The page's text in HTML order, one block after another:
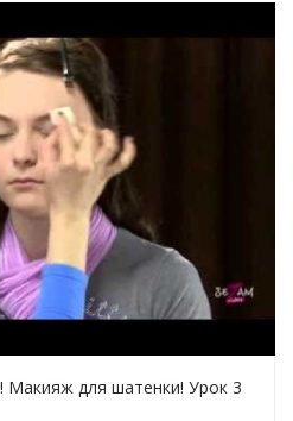
Макияж для шатенки! Урок 3